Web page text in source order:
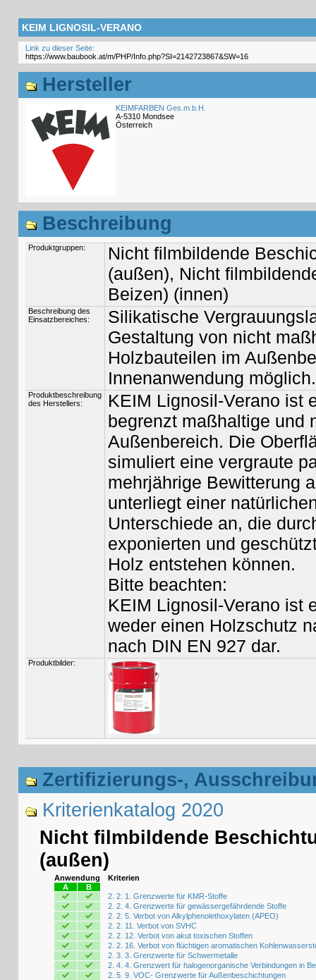
KEIM LIGNOSIL-VERANO
Link zu dieser Seite:
Hersteller
KEIMFARBEN Ges.m.b.H.
A-5310 Mondsee
Österreich
Beschreibung
Produktgruppen:
Nicht filmbildende
(außen), Nicht
Beizen) (innen)
Beschreibung des
Einsatzbereiches:
Silikatische
Gestaltung von nicht
Holzbauteilen im
Innenanwendung möglich.
Produktbeschreibung
des Herstellers:
KEIM Lignosil-Verano ist
begrenzt maßhaltige und
Außenbereich. Die
simuliert eine vergraute
mehrjährige Bewitterung
unterliegt einer
Unterschiede an, die
exponierten und
Holz entstehen können.
Bitte beachten:
KEIM Lignosil-Verano ist
weder einen Holzschutz
nach DIN EN 927 dar.
Produktbilder:
Zertifizierungs-,
Kriterienkatalog 2020
Nicht filmbildende
(außen)
Anwendung
Kriterien
A
B
2. 2. 1. Grenzwerte für KMR-Stoffe
2. 2. 4. Grenzwerte für gewässergefährdende Stoffe
2. 2. 5. Verbot von Alkylphenolethoxylaten (APEO)
2. 2. 11. Verbot von SVHC
2. 2. 12. Verbot von akut toxischen Stoffen
2. 2. 16. Verbot von flüchtigen aromatischen
2. 3. 3. Grenzwerte für Schwermetalle
2. 4. 4. Grenzwert für halogenorganische Verbindungen in
2. 5. 9. VOC- Grenzwerte für Außenbeschichtungen